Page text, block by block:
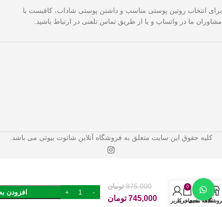
برای انتخاب روتین پوستی مناسب و داشتن پوستی شاداب، کافیست با
مشاوران ما در واتساپ و یا از طریق تماس تلفنی در ارتباط باشید.
کلیه حقوق این سایت متعلق به فروشگاه آنلاین شاتوت بیوتی می باشد.
مدل
Hydro
875,000 تومان
745,000 تومان
افزودن
علاقه مندی
0
سبد خرید
حساب کاربری من